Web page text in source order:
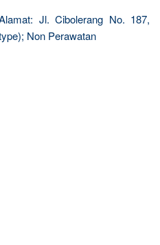
Jl. Cibolerang No. 187,
Non Perawatan